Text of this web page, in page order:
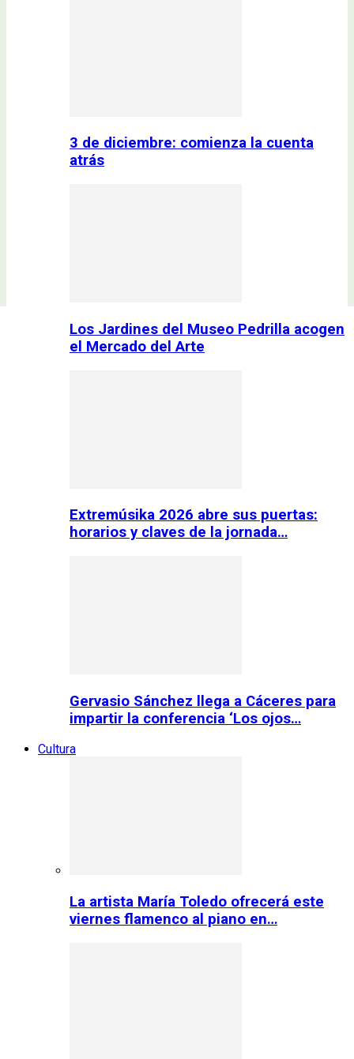
3 de diciembre: comienza la cuenta
atrás
Los Jardines del Museo Pedrilla acogen
el Mercado del Arte
Extremúsika 2026 abre sus puertas:
horarios y claves de la jornada…
Gervasio Sánchez llega a Cáceres para
impartir la conferencia ‘Los ojos…
Cultura
La artista María Toledo ofrecerá este
viernes flamenco al piano en…